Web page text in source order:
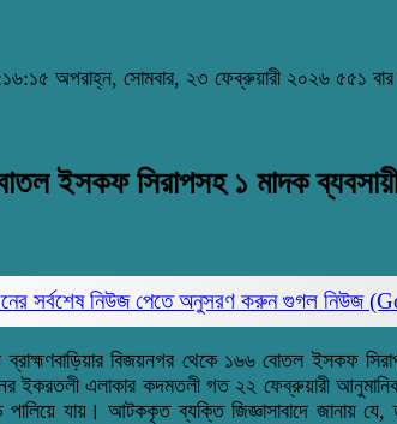
অপরাহ্ন, সোমবার, ২৩ ফেব্রুয়ারী ২০২৬ ৫৫১
ইসকফ সিরাপসহ ১ মাদক
সর্বশেষ নিউজ পেতে অনুসরণ করুনগুগল নিউজ
বিজয়নগর থেকে ১৬৬ বোতল ইসকফ
ইকরতলী এলাকার কদমতলী গত ২২ ফেব্রুয়ারী
যায়। আটককৃত ব্যক্তি জিজ্ঞাসাবাদে জানায় যে,